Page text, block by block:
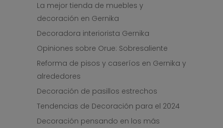
La mejor tienda de muebles y
decoración en Gernika
Decoradora interiorista Gernika
Opiniones sobre Orue: Sobresaliente
Reforma de pisos y caseríos en Gernika y
alrededores
Decoración de pasillos estrechos
Tendencias de Decoración para el 2024
Decoración pensando en los más